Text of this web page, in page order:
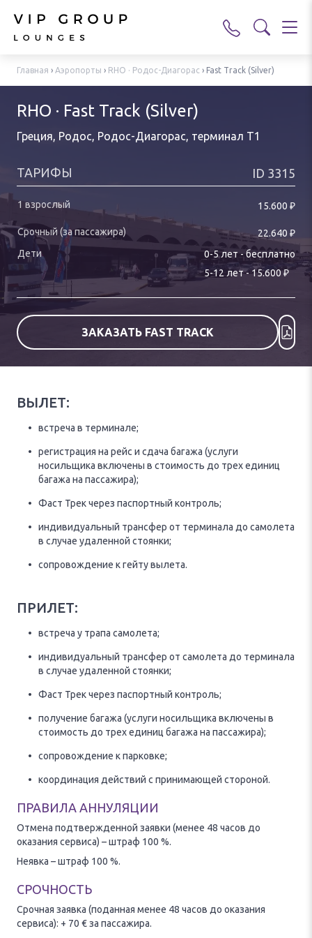
Главная › Аэропорты › RHO · Родос-Диагорас › Fast Track (Silver)
RHO · Fast Track (Silver)
Греция, Родос, Родос-Диагорас, терминал T1
ТАРИФЫ ID 3315
15.600 ₽
22.640 ₽
0-5лет - бесплатно
5-12лет-15.600₽
ЗАКАЗАТЬ FAST TRACK
ВЫЛЕТ:
встреча в терминале;
регистрация на рейс и сдача багажа (услуги
носильщика включены в стоимость до трех единиц
багажа на пассажира);
Фаст Трек через паспортный контроль;
индивидуальный трансфер от терминала до самолета
в случае удаленной стоянки;
сопровождение к гейту вылета.
ПРИЛЕТ:
встреча у трапа самолета;
индивидуальный трансфер от самолета до терминала
в случае удаленной стоянки;
Фаст Трек через паспортный контроль;
получение багажа (услуги носильщика включены в
стоимость до трех единиц багажа на пассажира);
сопровождение к парковке;
координация действий с принимающей стороной.
ПРАВИЛА АННУЛЯЦИИ
Отмена подтвержденной заявки (менее 48 часов до
оказания сервиса) – штраф 100 %.
Неявка – штраф 100 %.
СРОЧНОСТЬ
Срочная заявка (поданная менее 48 часов до оказания
сервиса): + 70 € за пассажира.